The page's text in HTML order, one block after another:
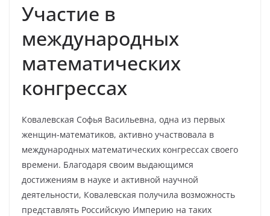
Участие в
международных
математических
конгрессах
Ковалевская Софья Васильевна, одна из первых
женщин-математиков, активно участвовала в
международных математических конгрессах своего
времени. Благодаря своим выдающимся
достижениям в науке и активной научной
деятельности, Ковалевская получила возможность
представлять Российскую Империю на таких